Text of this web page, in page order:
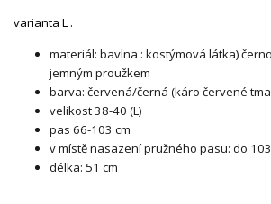
varianta L .
materiál: bavlna : kostýmová látka)
jemným proužkem
barva: červená/černá (káro červené
velikost 38-40 (L)
pas 66-103 cm
v místě nasazení pružného pasu: do
délka: 51 cm